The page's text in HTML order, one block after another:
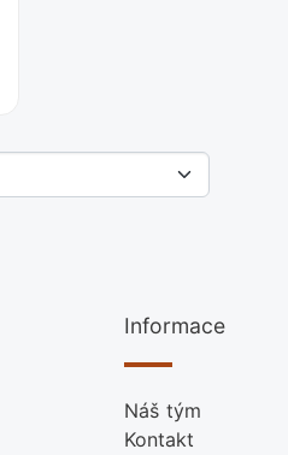
Informace
Náš tým
Kontakt